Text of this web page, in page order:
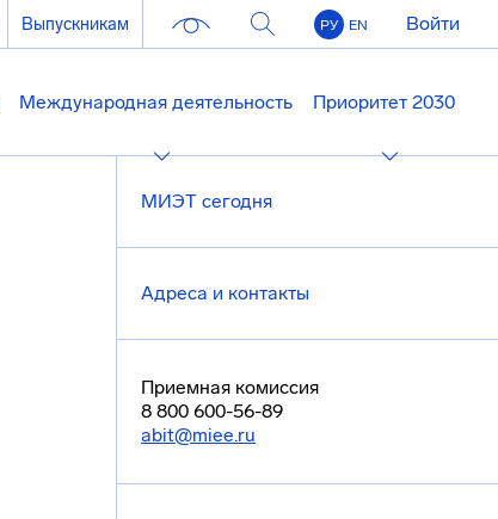
Выпускникам РУ EN Войти
Международная деятельность Приоритет 2030
МИЭТ сегодня
Адреса и контакты
Приемная комиссия
8 800 600-56-89
abit@miee.ru